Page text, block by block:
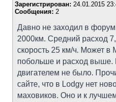
Зарегистрирован: 24.01.2015
Сообщения: 2
Давно не заходил в
2000км. Средний расход
скорость 25 км/ч. Может в
побольше и расход выше.
двигателем не было.
сайте, что в Lodgy нет
маховиков. Оно и к